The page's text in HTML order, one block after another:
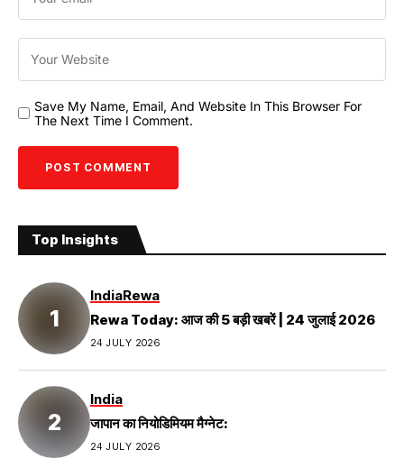
Save My Name, Email, And Website In This Browser For
The Next Time I Comment.
Top Insights
IndiaRewa
Rewa Today: आज की 5 बड़ी खबरें | 24 जुलाई 2026
24 JULY 2026
India
जापान का नियोडिमियम मैग्नेट:
24 JULY 2026